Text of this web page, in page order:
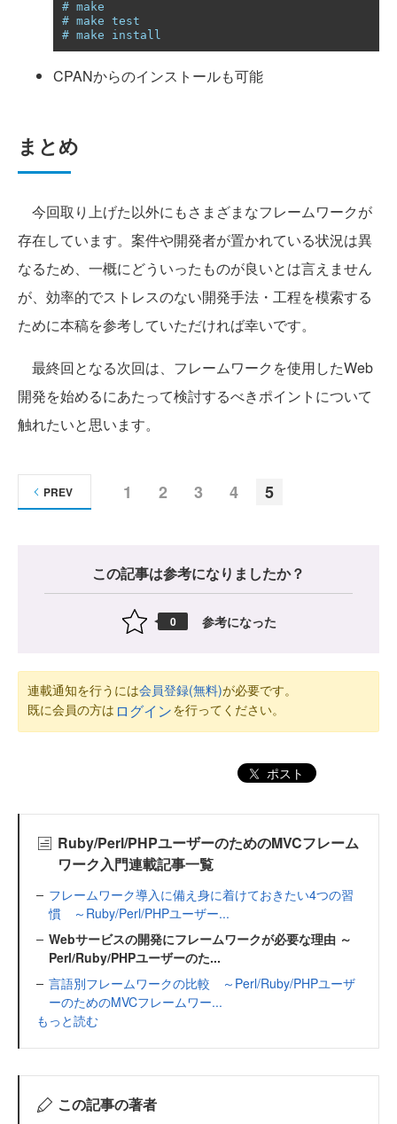
# make
# make test
# make install
CPANからのインストールも可能
まとめ
今回取り上げた以外にもさまざまなフレームワークが
存在しています。案件や開発者が置かれている状況は異
なるため、一概にどういったものが良いとは言えません
が、効率的でストレスのない開発手法・工程を模索する
ために本稿を参考していただければ幸いです。
最終回となる次回は、フレームワークを使用したWeb
開発を始めるにあたって検討するべきポイントについて
触れたいと思います。
1 2 3 4 5
PREV
この記事は参考になりましたか？
0 参考になった
連載通知を行うには会員登録(無料)が必要です。
既に会員の方は ログインを行ってください。
ポスト
Ruby/Perl/PHPユーザーのためのMVCフレーム
ワーク入門連載記事一覧
フレームワーク導入に備え身に着けておきたい4つの習
慣 ～Ruby/Perl/PHPユーザー...
Webサービスの開発にフレームワークが必要な理由 ～
Perl/Ruby/PHPユーザーのた...
言語別フレームワークの比較 ～Perl/Ruby/PHPユーザ
ーのためのMVCフレームワー...
もっと読む
この記事の著者